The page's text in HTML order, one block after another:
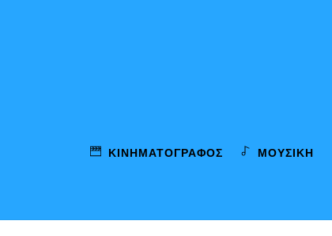
ΚΙΝΗΜΑΤΟΓΡΆΦΟΣ ΜΟΥΣΙΚΉ